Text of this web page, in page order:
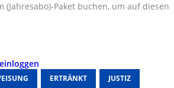
(Jahresabo)-Paket buchen, um auf diesen
ERTRÄNKT JUSTIZ